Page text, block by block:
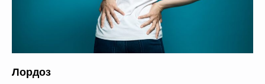
Лордоз